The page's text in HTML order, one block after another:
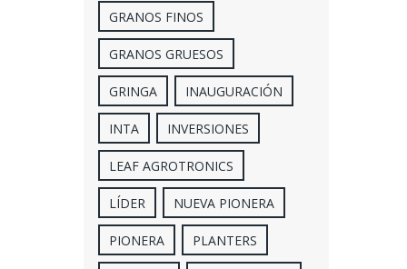
GRANOS FINOS
GRANOS GRUESOS
GRINGA INAUGURACIÓN
INTA INVERSIONES
LEAF AGROTRONICS
LÍDER NUEVA PIONERA
PIONERA PLANTERS